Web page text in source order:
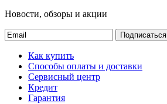
Новости, обзоры и акции
Подписаться
Как купить
Способы оплаты и доставки
Сервисный центр
Кредит
Гарантия